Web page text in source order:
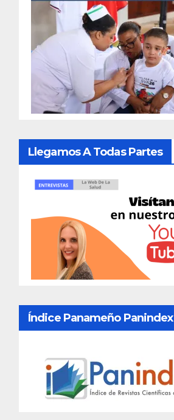
Llegamos A Todas Partes
Índice Panameño Panindex